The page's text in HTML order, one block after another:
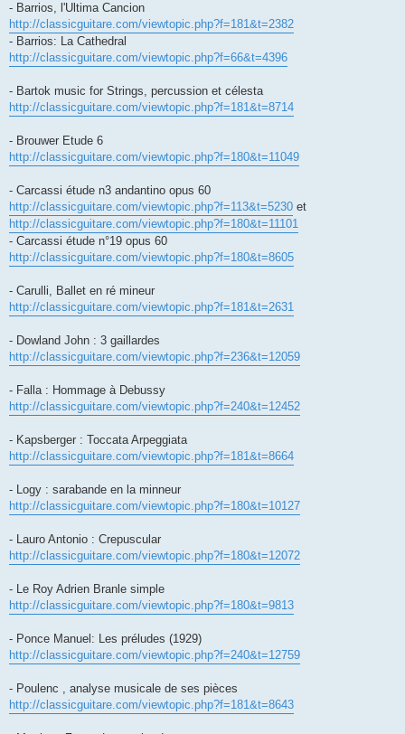
- Barrios, l'Ultima Cancion
http://classicguitare.com/viewtopic.php?f=181&t=2382
- Barrios: La Cathedral
http://classicguitare.com/viewtopic.php?f=66&t=4396
- Bartok music for Strings, percussion et célesta
http://classicguitare.com/viewtopic.php?f=181&t=8714
- Brouwer Etude 6
http://classicguitare.com/viewtopic.php?f=180&t=11049
- Carcassi étude n3 andantino opus 60
http://classicguitare.com/viewtopic.php?f=113&t=5230 et
http://classicguitare.com/viewtopic.php?f=180&t=11101
- Carcassi étude n°19 opus 60
http://classicguitare.com/viewtopic.php?f=180&t=8605
- Carulli, Ballet en ré mineur
http://classicguitare.com/viewtopic.php?f=181&t=2631
- Dowland John : 3 gaillardes
http://classicguitare.com/viewtopic.php?f=236&t=12059
- Falla : Hommage à Debussy
http://classicguitare.com/viewtopic.php?f=240&t=12452
- Kapsberger : Toccata Arpeggiata
http://classicguitare.com/viewtopic.php?f=181&t=8664
- Logy : sarabande en la minneur
http://classicguitare.com/viewtopic.php?f=180&t=10127
- Lauro Antonio : Crepuscular
http://classicguitare.com/viewtopic.php?f=180&t=12072
- Le Roy Adrien Branle simple
http://classicguitare.com/viewtopic.php?f=180&t=9813
- Ponce Manuel: Les préludes (1929)
http://classicguitare.com/viewtopic.php?f=240&t=12759
- Poulenc , analyse musicale de ses pièces
http://classicguitare.com/viewtopic.php?f=181&t=8643